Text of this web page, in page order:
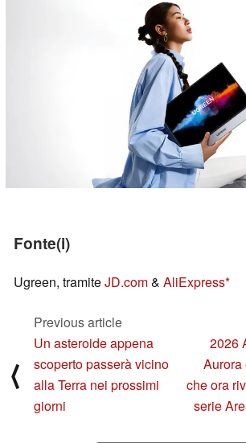
Fonte(i)
Ugreen, tramiteJD.com& AliExpress
⟨
Previous article
Un asteroide appena
scoperto passerà vicino
alla Terra nei prossimi
giorni
2026
Aurora
che ora
serie